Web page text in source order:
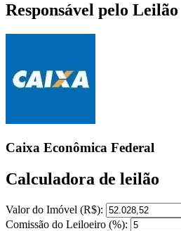
Responsável pelo Leilão
Caixa Econômica Federal
Calculadora de leilão
Valor do Imóvel (R$):
Comissão do Leiloeiro (%):